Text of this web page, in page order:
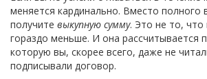
меняется кардинально. Вместо полного
получите выкупную сумму. Это не то, что
гораздо меньше. И она рассчитывается
которую вы, скорее всего, даже не
подписывали договор.